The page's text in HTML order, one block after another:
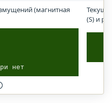
(магнитная
нет
(S) и